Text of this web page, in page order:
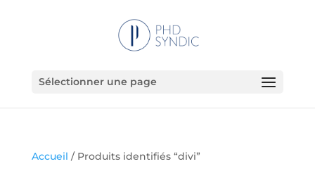
Sélectionner une page
Accueil / Produits identifiés “divi”